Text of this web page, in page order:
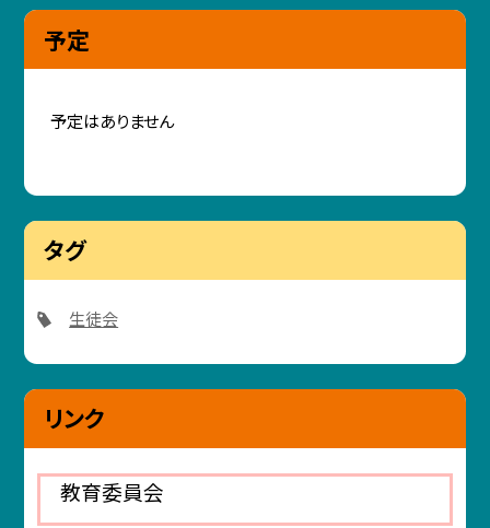
予定
予定はありません
タグ
生徒会
リンク
教育委員会